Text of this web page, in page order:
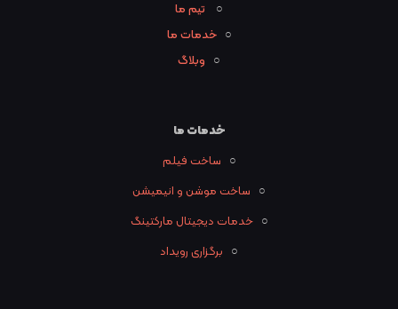
○
تیم ما
○خدمات ما
○ وبلاگ
خدمات ما
○ ساخت فیلم
○ ساخت موشن و انیمیشن
○خدمات دیجیتال مارکتینگ
○ برگزاری رویداد